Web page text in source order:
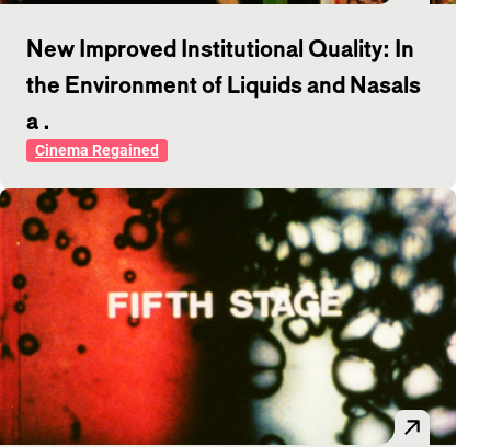
New Improved Institutional Quality: In
the Environment of Liquids and Nasals
a .
Cinema Regained